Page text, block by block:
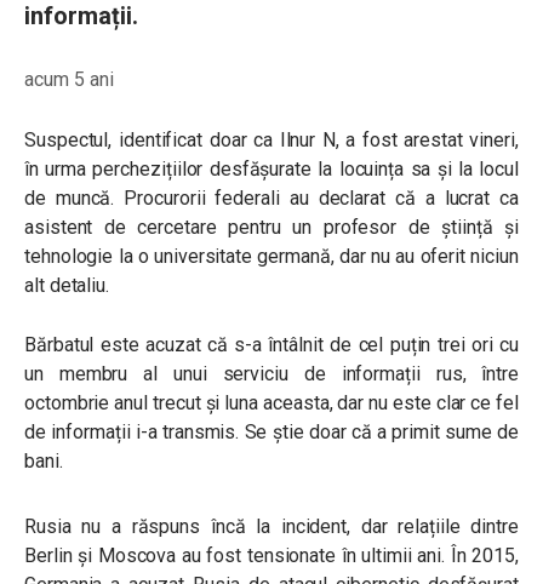
informații.
acum 5 ani
Suspectul, identificat doar ca Ilnur N, a fost arestat vineri,
în urma perchezițiilor desfășurate la locuința sa și la locul
de muncă. Procurorii federali au declarat că a lucrat ca
asistent de cercetare pentru un profesor de știință și
tehnologie la o universitate germană, dar nu au oferit niciun
alt detaliu.
Bărbatul este acuzat că s-a întâlnit de cel puțin trei ori cu
un membru al unui serviciu de informații rus, între
octombrie anul trecut și luna aceasta, dar nu este clar ce fel
de informații i-a transmis. Se știe doar că a primit sume de
bani.
Rusia nu a răspuns încă la incident, dar relațiile dintre
Berlin și Moscova au fost tensionate în ultimii ani. În 2015,